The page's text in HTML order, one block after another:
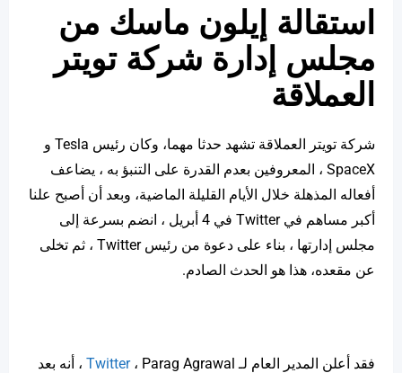
استقالة إيلون ماسك من
مجلس إدارة شركة تويتر
العملاقة
شركة تويتر العملاقة تشهد حدثا مهما، وكان رئيس Tesla و
SpaceX ، المعروفين بعدم القدرة على التنبؤ به ، يضاعف
أفعاله المذهلة خلال الأيام القليلة الماضية، وبعد أن أصبح علنا
أكبر مساهم في Twitter في 4 أبريل ، انضم بسرعة إلى
مجلس إدارتها ، بناء على دعوة من رئيس Twitter ، ثم تخلى
عن مقعده، هذا هو الحدث الصادم.
فقد أعلن المدير العام لـ Twitter ، Parag Agrawal ، أنه بعد